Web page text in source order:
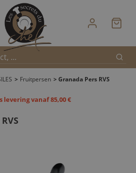
> Fruitpersen > Granada Pers RVS
levering vanaf 85,00 €